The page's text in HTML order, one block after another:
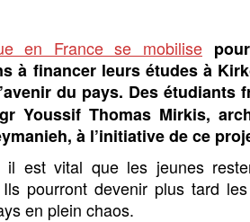
en France se mobilise
à financer leurs études à
du pays. Des étudiants
Youssif Thomas Mirkis,
à l’initiative de ce
il est vital que les jeunes
Ils pourront devenir plus tard
en plein chaos.